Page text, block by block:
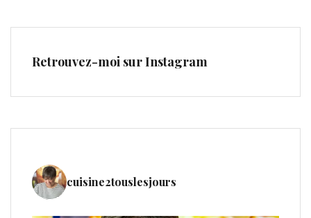
Retrouvez-moi sur Instagram
cuisine2touslesjours